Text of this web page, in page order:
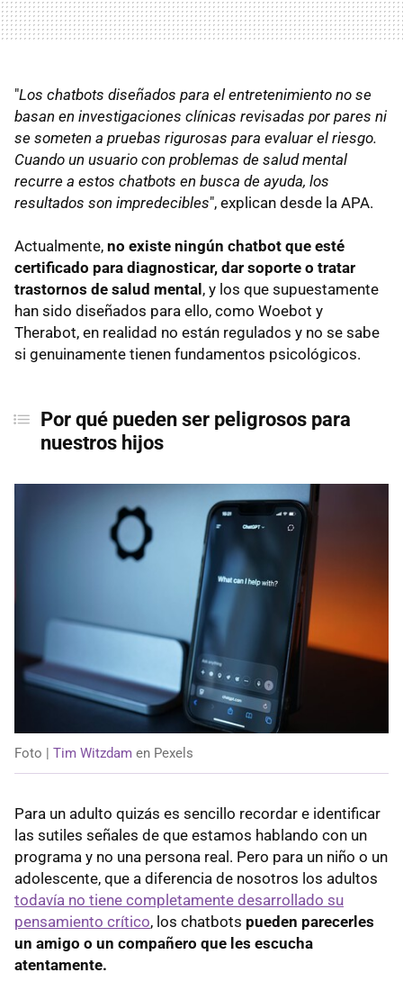
"Los chatbots diseñados para el entretenimiento no se
basan en investigaciones clínicas revisadas por pares ni
se someten a pruebas rigurosas para evaluar el riesgo.
Cuando un usuario con problemas de salud mental
recurre a estos chatbots en busca de ayuda, los
resultados son impredecibles", explican desde la APA.
Actualmente, no existe ningún chatbot que esté
certificado para diagnosticar, dar soporte o tratar
trastornos de salud mental, y los que supuestamente
han sido diseñados para ello, como Woebot y
Therabot, en realidad no están regulados y no se sabe
si genuinamente tienen fundamentos psicológicos.
Por qué pueden ser peligrosos para
nuestros hijos
Foto | Tim Witzdam en Pexels
Para un adulto quizás es sencillo recordar e identificar
las sutiles señales de que estamos hablando con un
programa y no una persona real. Pero para un niño o un
adolescente, que a diferencia de nosotros los adultos
todavía no tiene completamente desarrollado su
pensamiento crítico, los chatbots pueden parecerles
un amigo o un compañero que les escucha
atentamente.